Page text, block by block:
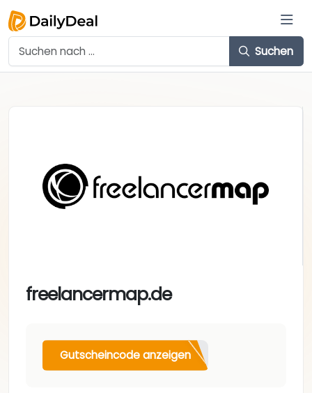
Suchen
freelancermap.de
Gutscheincode anzeigen